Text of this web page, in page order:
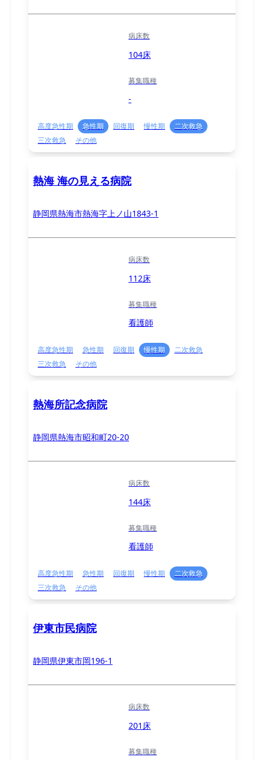
病床数
104床
募集職種
-
高度急性期 急性期 回復期 慢性期
二次救急
三次救急
その他
熱海 海の見える病院
静岡県熱海市熱海字上ノ山1843-1
病床数
112床
募集職種
看護師
高度急性期 急性期 回復期 慢性期
二次救急
三次救急
その他
熱海所記念病院
静岡県熱海市昭和町20-20
病床数
144床
募集職種
看護師
高度急性期 急性期 回復期 慢性期
二次救急
三次救急
その他
伊東市民病院
静岡県伊東市岡196-1
病床数
201床
募集職種